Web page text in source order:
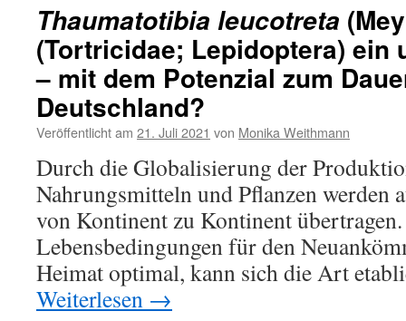
Thaumatotibia leucotreta
(Tortricidae; Lepidoptera) ein
– mit dem Potenzial zum
Deutschland?
Veröffentlicht am 21. Juli 2021 von Monika Weithmann
Durch die Globalisierung der
Nahrungsmitteln und Pflanzen werden
von Kontinent zu Kontinent
Lebensbedingungen für den
Heimat optimal, kann sich die Art
Weiterlesen →